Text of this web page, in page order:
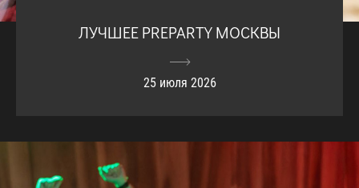
ЛУЧШЕЕ PREPARTY МОСКВЫ
25 июля 2026